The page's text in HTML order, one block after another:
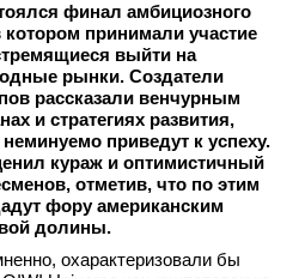
финал амбициозного
котором принимали участие
выйти на
рынки. Создатели
рассказали венчурным
и стратегиях развития,
приведут к успеху.
кураж и оптимистичный
отметив, что по этим
фору американским
долины.
охарактеризовали бы